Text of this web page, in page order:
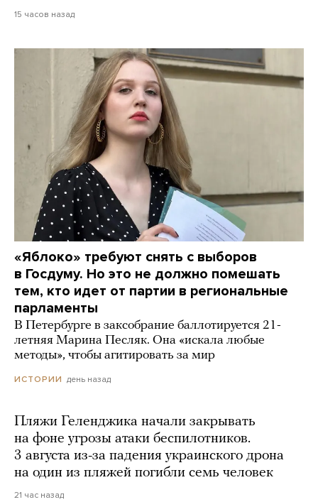
15 часов назад
«Яблоко» требуют снять с выборов
в Госдуму. Но это не должно помешать
тем, кто идет от партии в региональные
парламенты
В Петербурге в заксобрание баллотируется 21-
летняя Марина Песляк. Она «искала любые
методы», чтобы агитировать за мир
ИСТОРИИ день назад
Пляжи Геленджика начали закрывать
на фоне угрозы атаки беспилотников.
3 августа из-за падения украинского дрона
на один из пляжей погибли семь человек
21 час назад